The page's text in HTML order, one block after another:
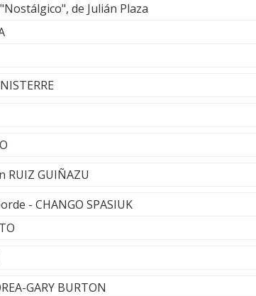
de Julián Plaza
RUIZ GUIÑAZU
- CHANGO SPASIUK
GARY BURTON